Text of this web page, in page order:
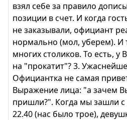
взял себе за правило
позиции в счет. И когда
не заказывали, официант
нормально (мол, уберем). И
многих столиков. То есть, у
на "прокатит"? 3.
Официантка не самая
Выражение лица: "а зачем
пришли?". Когда мы зашли
22.40 (нас было трое),